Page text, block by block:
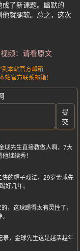
了新课题。幽默的
就腿软。总之，这次
频：请看原文
到本站官方邮箱
站官方联系邮箱！
提
交
球先生直接教做人啊，7大
继续秀！
的帽子戏法，29岁金球先
好几年。
，这球踢得太有灵性了，
录，金球先生这是越活越年